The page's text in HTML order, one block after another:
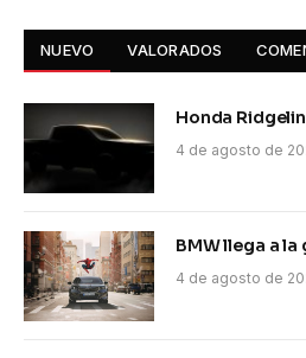
NUEVO VALORADOS
Honda
4 de agosto de
BMW llega a
4 de agosto de